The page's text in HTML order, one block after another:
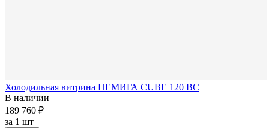
Холодильная витрина НЕМИГА CUBE 120 ВС
В наличии
189 760 ₽
за 1 шт